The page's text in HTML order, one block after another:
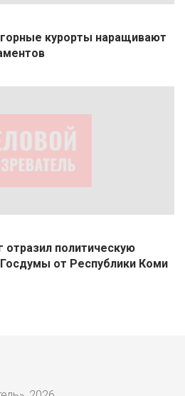
курорты наращивают
политическую
от Республики Коми